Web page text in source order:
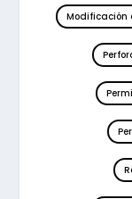
Modificación